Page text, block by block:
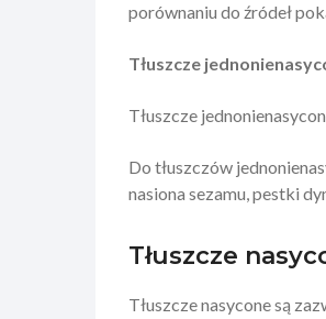
porównaniu do źródeł
Tłuszcze
Tłuszcze
Do tłuszczów
nasiona sezamu, pestki
Tłuszcze
Tłuszcze nasycone są